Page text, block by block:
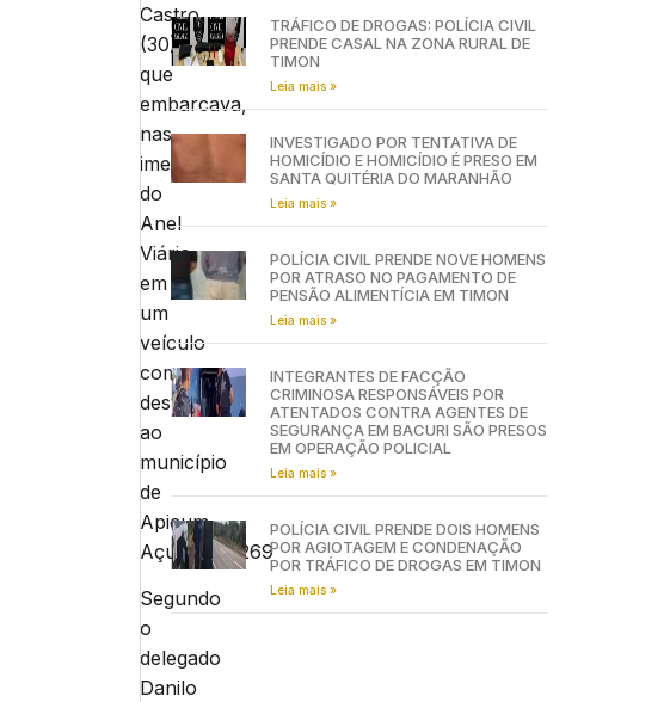
Castro
(30),
que
embarcava,
nas
imediações
do
Anel
Viário,
em
um
veículo
com
destino
ao
município
de
Apicum-
Açu.IMG_2269
Segundo
o
delegado
Danilo
TRÁFICO DE DROGAS: POLÍCIA CIVIL
PRENDE CASAL NA ZONA RURAL DE
TIMON
Leia mais »
INVESTIGADO POR TENTATIVA DE
HOMICÍDIO E HOMICÍDIO É PRESO EM
SANTA QUITÉRIA DO MARANHÃO
Leia mais »
POLÍCIA CIVIL PRENDE NOVE HOMENS
POR ATRASO NO PAGAMENTO DE
PENSÃO ALIMENTÍCIA EM TIMON
Leia mais »
INTEGRANTES DE FACÇÃO
CRIMINOSA RESPONSÁVEIS POR
ATENTADOS CONTRA AGENTES DE
SEGURANÇA EM BACURI SÃO PRESOS
EM OPERAÇÃO POLICIAL
Leia mais »
POLÍCIA CIVIL PRENDE DOIS HOMENS
POR AGIOTAGEM E CONDENAÇÃO
POR TRÁFICO DE DROGAS EM TIMON
Leia mais »